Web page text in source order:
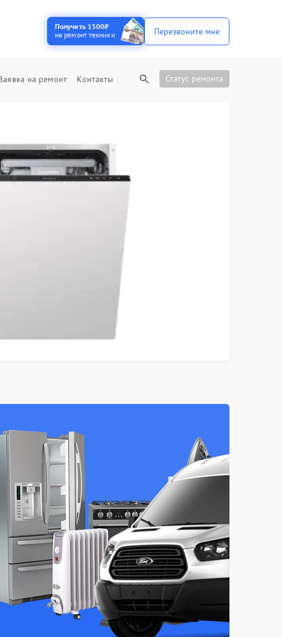
Получить 1500₽
на ремонт техники
Перезвоните мне
на ремонт Контакты Статус ремонта